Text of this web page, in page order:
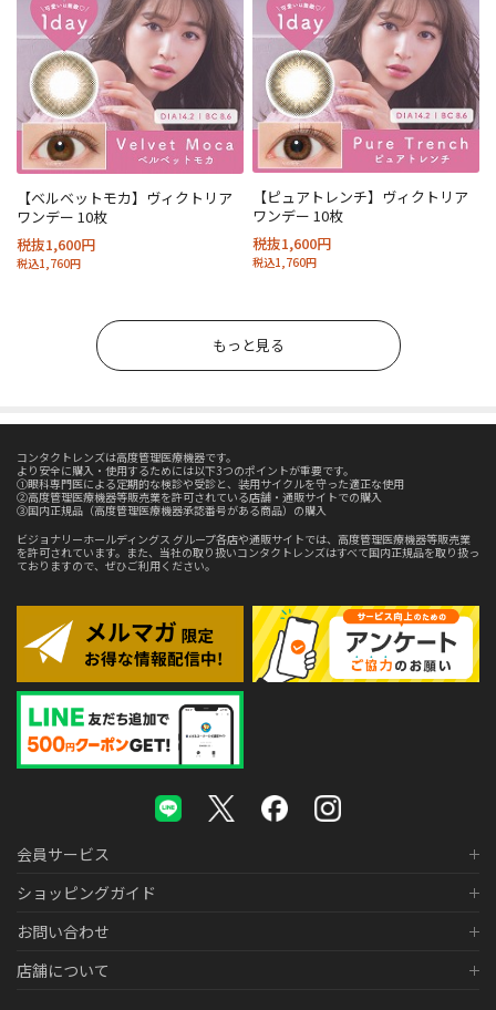
【ベルベットモカ】ヴィクトリア
ワンデー 10枚
税抜1,600円
税込1,760円
【ピュアトレンチ】ヴィクトリア
ワンデー 10枚
税抜1,600円
税込1,760円
もっと見る
コンタクトレンズは高度管理医療機器です。
より安全に購入・使用するためには以下3つのポイントが重要です。
①眼科専門医による定期的な検診や受診と、装用サイクルを守った適正な使用
②高度管理医療機器等販売業を許可されている店舗・通販サイトでの購入
③国内正規品（高度管理医療機器承認番号がある商品）の購入
ビジョナリーホールディングス グループ各店や通販サイトでは、高度管理医療機器等販売業
を許可されています。また、当社の取り扱いコンタクトレンズはすべて国内正規品を取り扱っ
ておりますので、ぜひご利用ください。
会員サービス
ショッピングガイド
お問い合わせ
店舗について